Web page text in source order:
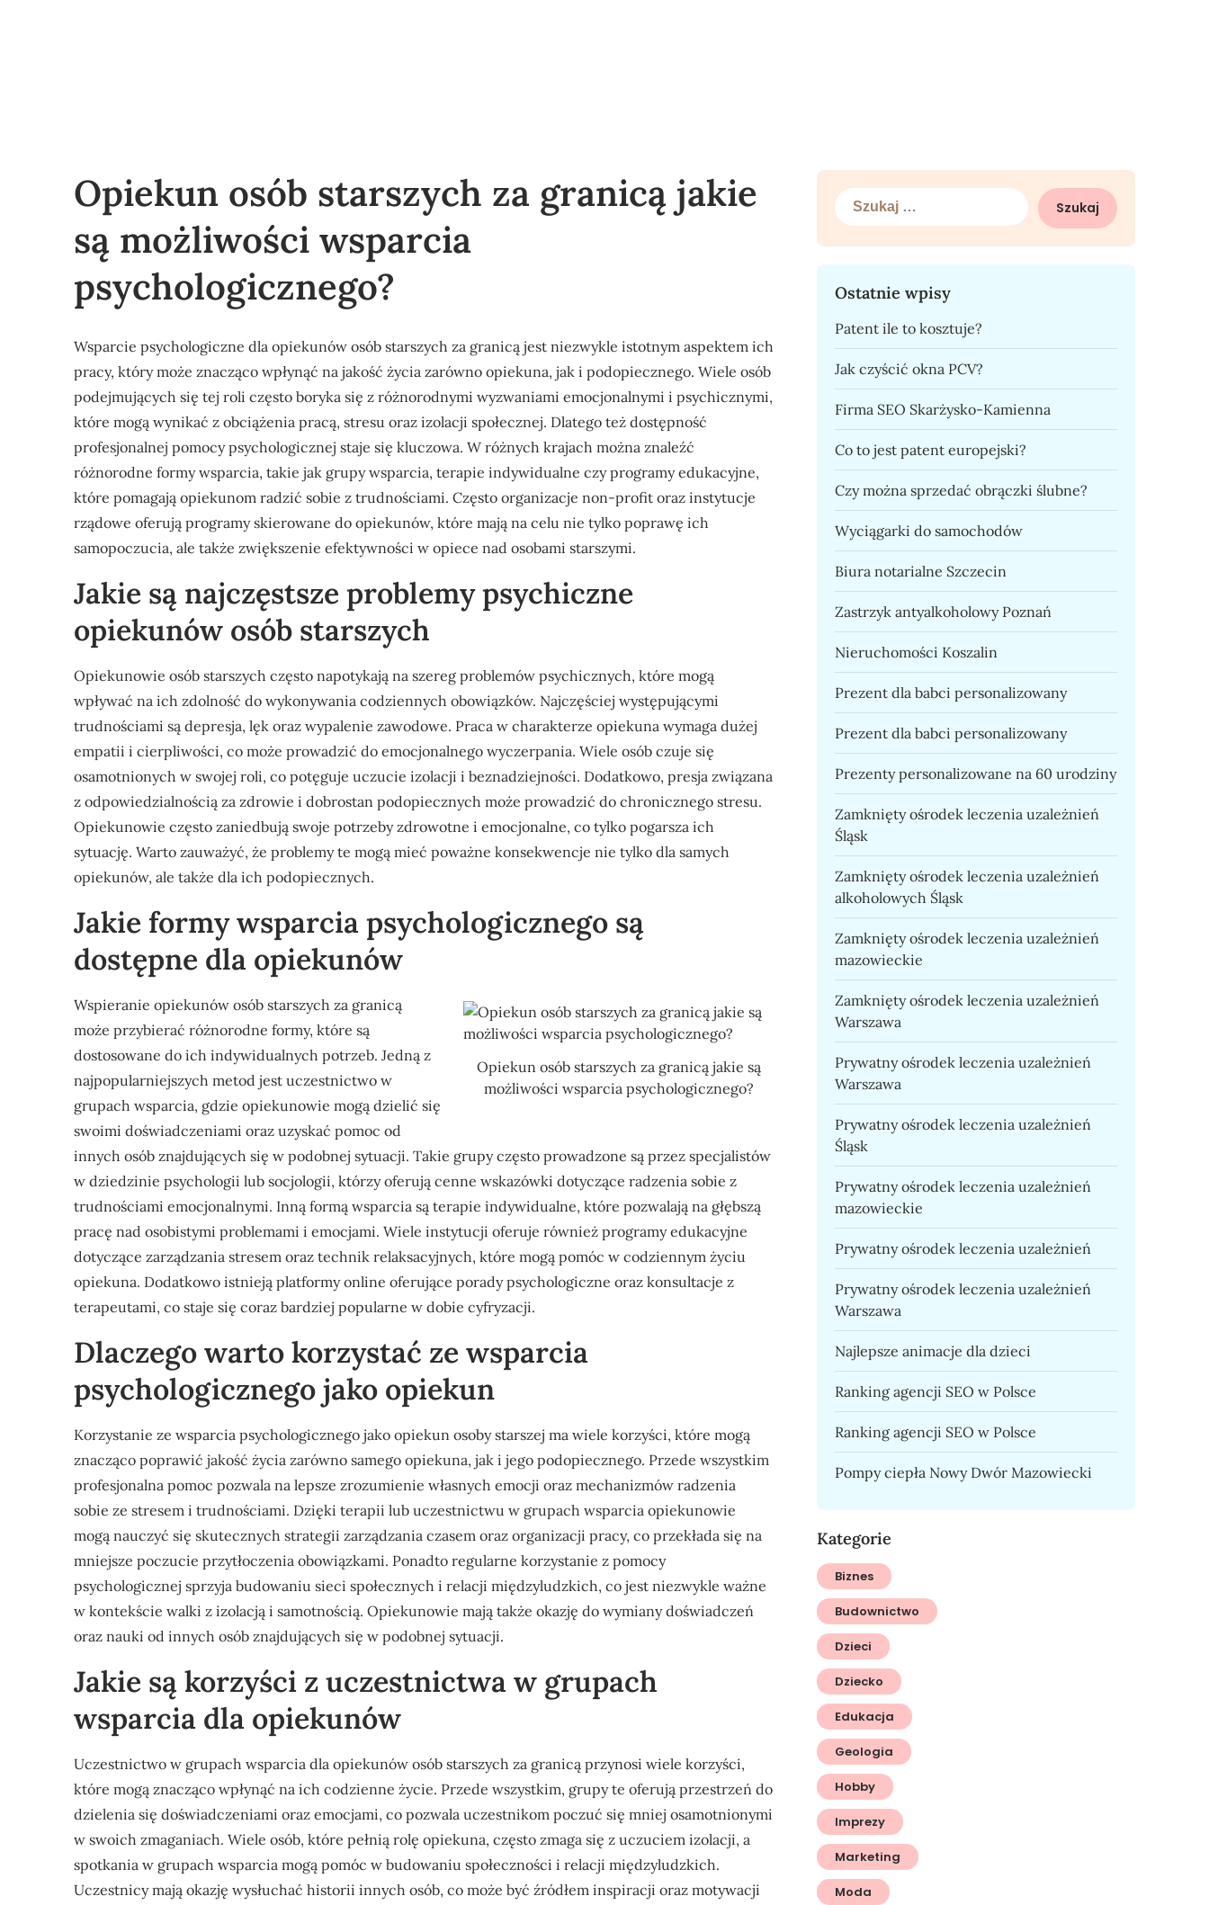
Opiekun osób starszych za granicą jakie
są możliwości wsparcia
psychologicznego?
Wsparcie psychologiczne dla opiekunów osób starszych za granicą jest niezwykle istotnym aspektem ich
pracy, który może znacząco wpłynąć na jakość życia zarówno opiekuna, jak i podopiecznego. Wiele osób
podejmujących się tej roli często boryka się z różnorodnymi wyzwaniami emocjonalnymi i psychicznymi,
które mogą wynikać z obciążenia pracą, stresu oraz izolacji społecznej. Dlatego też dostępność
profesjonalnej pomocy psychologicznej staje się kluczowa. W różnych krajach można znaleźć
różnorodne formy wsparcia, takie jak grupy wsparcia, terapie indywidualne czy programy edukacyjne,
które pomagają opiekunom radzić sobie z trudnościami. Często organizacje non-profit oraz instytucje
rządowe oferują programy skierowane do opiekunów, które mają na celu nie tylko poprawę ich
samopoczucia, ale także zwiększenie efektywności w opiece nad osobami starszymi.
Jakie są najczęstsze problemy psychiczne
opiekunów osób starszych
Opiekunowie osób starszych często napotykają na szereg problemów psychicznych, które mogą
wpływać na ich zdolność do wykonywania codziennych obowiązków. Najczęściej występującymi
trudnościami są depresja, lęk oraz wypalenie zawodowe. Praca w charakterze opiekuna wymaga dużej
empatii i cierpliwości, co może prowadzić do emocjonalnego wyczerpania. Wiele osób czuje się
osamotnionych w swojej roli, co potęguje uczucie izolacji i beznadziejności. Dodatkowo, presja związana
z odpowiedzialnością za zdrowie i dobrostan podopiecznych może prowadzić do chronicznego stresu.
Opiekunowie często zaniedbują swoje potrzeby zdrowotne i emocjonalne, co tylko pogarsza ich
sytuację. Warto zauważyć, że problemy te mogą mieć poważne konsekwencje nie tylko dla samych
opiekunów, ale także dla ich podopiecznych.
Jakie formy wsparcia psychologicznego są
dostępne dla opiekunów
Opiekun osób starszych za granicą jakie są
możliwości wsparcia psychologicznego?
Wspieranie opiekunów osób starszych za granicą
może przybierać różnorodne formy, które są
dostosowane do ich indywidualnych potrzeb. Jedną z
najpopularniejszych metod jest uczestnictwo w
grupach wsparcia, gdzie opiekunowie mogą dzielić się
swoimi doświadczeniami oraz uzyskać pomoc od
innych osób znajdujących się w podobnej sytuacji. Takie grupy często prowadzone są przez specjalistów
w dziedzinie psychologii lub socjologii, którzy oferują cenne wskazówki dotyczące radzenia sobie z
trudnościami emocjonalnymi. Inną formą wsparcia są terapie indywidualne, które pozwalają na głębszą
pracę nad osobistymi problemami i emocjami. Wiele instytucji oferuje również programy edukacyjne
dotyczące zarządzania stresem oraz technik relaksacyjnych, które mogą pomóc w codziennym życiu
opiekuna. Dodatkowo istnieją platformy online oferujące porady psychologiczne oraz konsultacje z
terapeutami, co staje się coraz bardziej popularne w dobie cyfryzacji.
Dlaczego warto korzystać ze wsparcia
psychologicznego jako opiekun
Korzystanie ze wsparcia psychologicznego jako opiekun osoby starszej ma wiele korzyści, które mogą
znacząco poprawić jakość życia zarówno samego opiekuna, jak i jego podopiecznego. Przede wszystkim
profesjonalna pomoc pozwala na lepsze zrozumienie własnych emocji oraz mechanizmów radzenia
sobie ze stresem i trudnościami. Dzięki terapii lub uczestnictwu w grupach wsparcia opiekunowie
mogą nauczyć się skutecznych strategii zarządzania czasem oraz organizacji pracy, co przekłada się na
mniejsze poczucie przytłoczenia obowiązkami. Ponadto regularne korzystanie z pomocy
psychologicznej sprzyja budowaniu sieci społecznych i relacji międzyludzkich, co jest niezwykle ważne
w kontekście walki z izolacją i samotnością. Opiekunowie mają także okazję do wymiany doświadczeń
oraz nauki od innych osób znajdujących się w podobnej sytuacji.
Jakie są korzyści z uczestnictwa w grupach
wsparcia dla opiekunów
Uczestnictwo w grupach wsparcia dla opiekunów osób starszych za granicą przynosi wiele korzyści,
które mogą znacząco wpłynąć na ich codzienne życie. Przede wszystkim, grupy te oferują przestrzeń do
dzielenia się doświadczeniami oraz emocjami, co pozwala uczestnikom poczuć się mniej osamotnionymi
w swoich zmaganiach. Wiele osób, które pełnią rolę opiekuna, często zmaga się z uczuciem izolacji, a
spotkania w grupach wsparcia mogą pomóc w budowaniu społeczności i relacji międzyludzkich.
Uczestnicy mają okazję wysłuchać historii innych osób, co może być źródłem inspiracji oraz motywacji
Szukaj:
Ostatnie wpisy
Patent ile to kosztuje?
Jak czyścić okna PCV?
Firma SEO Skarżysko-Kamienna
Co to jest patent europejski?
Czy można sprzedać obrączki ślubne?
Wyciągarki do samochodów
Biura notarialne Szczecin
Zastrzyk antyalkoholowy Poznań
Nieruchomości Koszalin
Prezent dla babci personalizowany
Prezent dla babci personalizowany
Prezenty personalizowane na 60 urodziny
Zamknięty ośrodek leczenia uzależnień
Śląsk
Zamknięty ośrodek leczenia uzależnień
alkoholowych Śląsk
Zamknięty ośrodek leczenia uzależnień
mazowieckie
Zamknięty ośrodek leczenia uzależnień
Warszawa
Prywatny ośrodek leczenia uzależnień
Warszawa
Prywatny ośrodek leczenia uzależnień
Śląsk
Prywatny ośrodek leczenia uzależnień
mazowieckie
Prywatny ośrodek leczenia uzależnień
Prywatny ośrodek leczenia uzależnień
Warszawa
Najlepsze animacje dla dzieci
Ranking agencji SEO w Polsce
Ranking agencji SEO w Polsce
Pompy ciepła Nowy Dwór Mazowiecki
Kategorie
Biznes
Budownictwo
Dzieci
Dziecko
Edukacja
Geologia
Hobby
Imprezy
Marketing
Moda